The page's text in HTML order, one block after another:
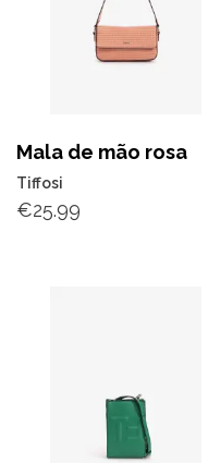
Mala de mão rosa
Tiffosi
€25.99